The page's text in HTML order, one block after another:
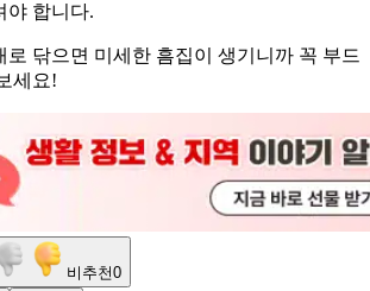
야 합니다.
로 닦으면 미세한 흠집이 생기니까 꼭 부드
세요!
비추천0